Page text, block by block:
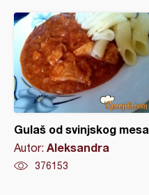
Gulaš od svinjskog mesa
Autor: Aleksandra
376153